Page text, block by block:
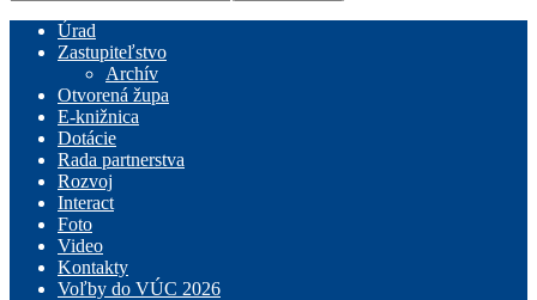
Úrad
Zastupiteľstvo
Archív
Otvorená župa
E-knižnica
Dotácie
Rada partnerstva
Rozvoj
Interact
Foto
Video
Kontakty
Voľby do VÚC 2026